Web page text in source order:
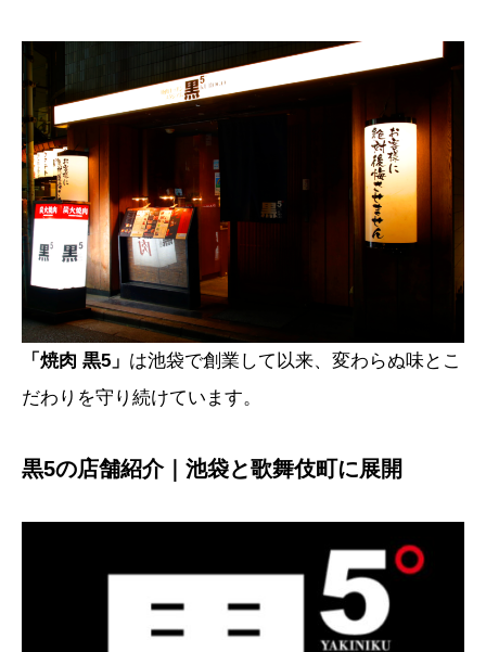
「焼肉 黒5」 は池袋で創業して以来、変わらぬ味とこ
だわりを守り続けています。
黒5の店舗紹介｜池袋と歌舞伎町に展開